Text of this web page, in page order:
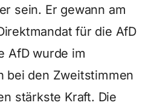
sein. Er gewann am
für die AfD
AfD wurde im
bei den Zweitstimmen
stärkste Kraft. Die